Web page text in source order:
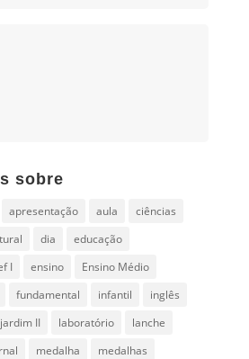
sobre
apresentação aula
ciências
dia
educação
I ensino
Ensino Médio
fundamental infantil
inglês
jardim II laboratório
lanche
medalha
medalhas